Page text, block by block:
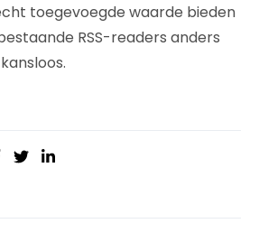
toegevoegde waarde bieden
RSS-readers anders